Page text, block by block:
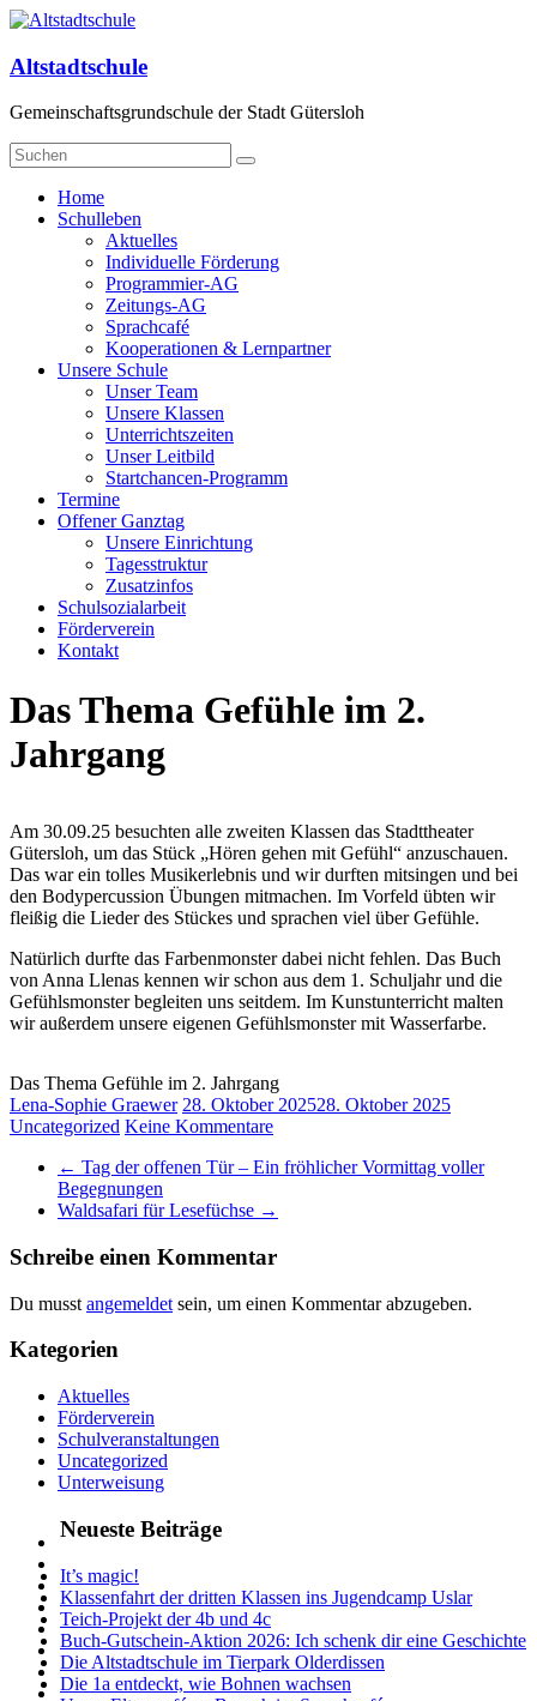
Zum
springen
Altstadtschule
Gemeinschaftsgrundschule der Stadt Gütersloh
Menü
Home
Schulleben
Aktuelles
Individuelle Förderung
Programmier-AG
Zeitungs-AG
Sprachcafé
Kooperationen & Lernpartner
Unsere Schule
Unser Team
Unsere Klassen
Unterrichtszeiten
Unser Leitbild
Startchancen-Programm
Termine
Offener Ganztag
Unsere Einrichtung
Tagesstruktur
Zusatzinfos
Schulsozialarbeit
Förderverein
Kontakt
Das Thema Gefühle im 2.
Jahrgang
Am 30.09.25 besuchten alle zweiten Klassen das Stadttheater
Gütersloh, um das Stück „Hören gehen mit Gefühl“ anzuschauen.
Das war ein tolles Musikerlebnis und wir durften mitsingen und bei
den Bodypercussion Übungen mitmachen. Im Vorfeld übten wir
fleißig die Lieder des Stückes und sprachen viel über Gefühle.
Natürlich durfte das Farbenmonster dabei nicht fehlen. Das Buch
von Anna Llenas kennen wir schon aus dem 1. Schuljahr und die
Gefühlsmonster begleiten uns seitdem. Im Kunstunterricht malten
wir außerdem unsere eigenen Gefühlsmonster mit Wasserfarbe.
Das Thema Gefühle im 2. Jahrgang
Lena-Sophie Graewer 28. Oktober 202528. Oktober 2025
Uncategorized Keine Kommentare
← Tag der offenen Tür – Ein fröhlicher Vormittag voller
Begegnungen
Waldsafari für Lesefüchse →
Schreibe einen Kommentar
Du musst angemeldet sein, um einen Kommentar abzugeben.
Kategorien
Aktuelles
Förderverein
Schulveranstaltungen
Uncategorized
Unterweisung
Neueste Beiträge
It’s magic!
Klassenfahrt der dritten Klassen ins Jugendcamp Uslar
Teich-Projekt der 4b und 4c
Buch-Gutschein-Aktion 2026: Ich schenk dir eine Geschichte
Die Altstadtschule im Tierpark Olderdissen
Die 1a entdeckt, wie Bohnen wachsen